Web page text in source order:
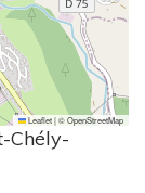
Leaflet|©OpenStreetMap
Chély-